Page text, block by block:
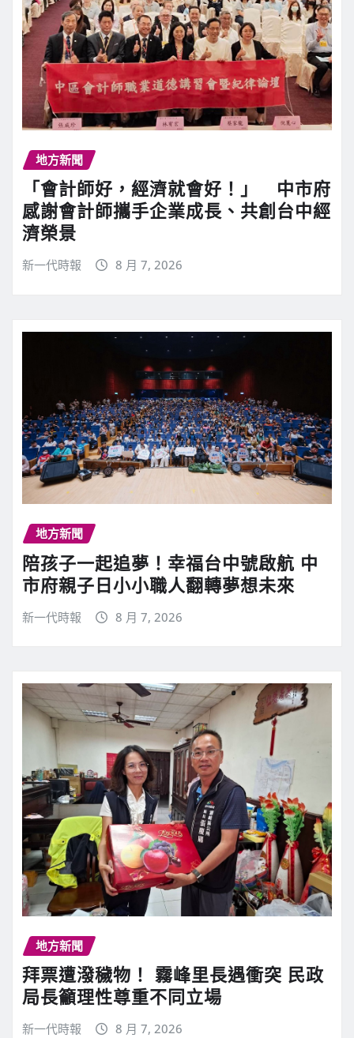
地方新聞
「會計師好，經濟就會好！」 中市府
感謝會計師攜手企業成長、共創台中經
濟榮景
新一代時報 8 月 7, 2026
地方新聞
陪孩子一起追夢！幸福台中號啟航 中
市府親子日小小職人翻轉夢想未來
新一代時報 8 月 7, 2026
地方新聞
拜票遭潑穢物！ 霧峰里長遇衝突 民政
局長籲理性尊重不同立場
新一代時報 8 月 7, 2026